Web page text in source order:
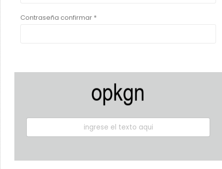
Contraseña confirmar *